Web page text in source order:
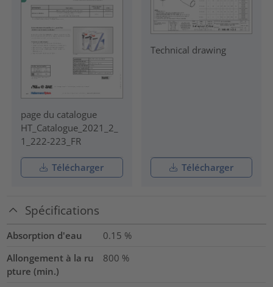
page du catalogue
HT_Catalogue_2021_2_
1_222-223_FR
Télécharger
Technical drawing
Télécharger
Spécifications
Absorption d'eau 0.15 %
Allongement à la ru
pture (min.)
800 %